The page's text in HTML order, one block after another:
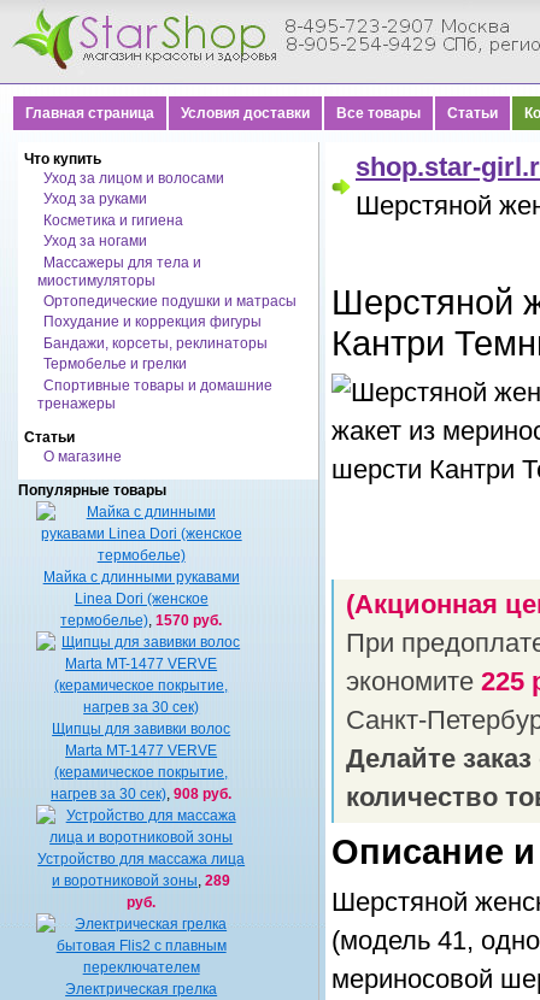
Главная страница Условия доставки Все товары Статьи
Что купить
Уход за лицом и волосами
Уход за руками
Косметика и гигиена
Уход за ногами
Массажеры для тела и
миостимуляторы
Ортопедические подушки и матрасы
Похудание и коррекция фигуры
Бандажи, корсеты, реклинаторы
Термобелье и грелки
Спортивные товары и домашние
тренажеры
Статьи
О магазине
Популярные товары
Майка с длинными рукавами
Linea Dori (женское
термобелье) ,1570 руб.
Щипцы для завивки волос
Marta MT-1477 VERVE
(керамическое покрытие,
нагрев за 30 сек) ,908 руб.
Устройство для массажа лица
и воротниковой зоны ,289
руб.
Электрическая грелка
shop.star-
Шерстяной
Шерстяной
Кантри
(Акционная
При
экономите 225
Санкт-
Делайте
количество
Описание
Шерстяной
(модель 41,
мериносовой